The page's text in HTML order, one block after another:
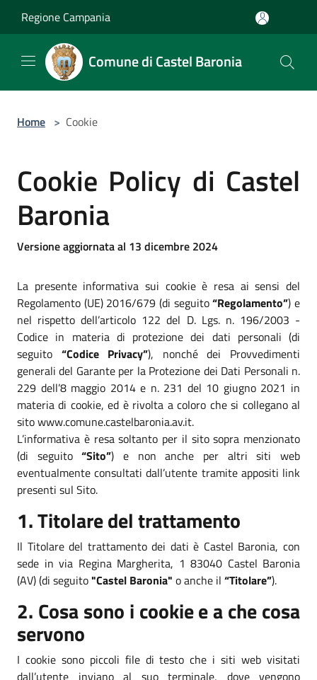
Regione Campania
Comune di Castel Baronia
Home > Cookie
Cookie Policy di Castel
Baronia
Versione aggiornata al 13 dicembre 2024
La presente informativa sui cookie è resa ai sensi del
Regolamento (UE) 2016/679 (di seguito“Regolamento”) e
nel rispetto dell’articolo 122 del D. Lgs. n. 196/2003 -
Codice in materia di protezione dei dati personali (di
seguito “Codice Privacy”), nonché dei Provvedimenti
generali del Garante per la Protezione dei Dati Personali n.
229 dell’8 maggio 2014 e n. 231 del 10 giugno 2021 in
materia di cookie, ed è rivolta a coloro che si collegano al
sito www.comune.castelbaronia.av.it.
L’informativa è resa soltanto per il sito sopra menzionato
(di seguito“Sito”) e non anche per altri siti web
eventualmente consultati dall’utente tramite appositi link
presenti sul Sito.
1. Titolare del trattamento
Il Titolare del trattamento dei dati è Castel Baronia, con
sede in via Regina Margherita, 1 83040 Castel Baronia
(AV) (di seguito"Castel Baronia" o anche il “Titolare”).
2. Cosa sono i cookie e a che cosa
servono
I cookie sono piccoli file di testo che i siti web visitati
dall’utente inviano al suo terminale, dove vengono